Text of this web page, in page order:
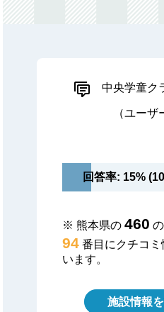
中央学童ク
（ユーザ
回答率: 15%
※ 熊本県の 460
94 番目にクチコ
います。
施設情報